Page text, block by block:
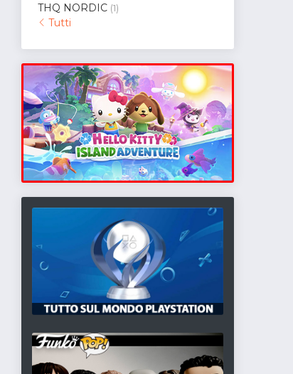
THQ NORDIC (1)
Tutti